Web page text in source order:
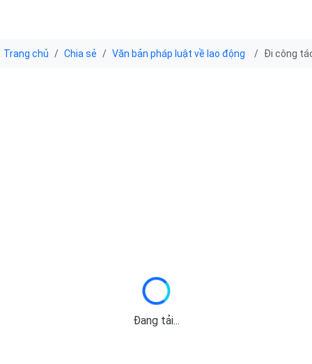
Trang chủ Chia sẻ Văn bản pháp luật về lao động Đi công
Đang tải...